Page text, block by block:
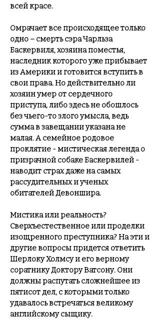
всей красе.
Омрачает все происходящее только
одно – смерть сэра Чарльза
Баскервиля, хозяина поместья,
наследник которого уже прибывает
из Америки и готовится вступить в
свои права. Но действительно ли
хозяин умер от сердечного
приступа, либо здесь не обошлось
без чьего-то злого умысла, ведь
сумма в завещании указана не
малая. А семейное родовое
проклятие - мистическая легенда о
призрачной собаке Баскервилей -
наводит страх даже на самых
рассудительных и ученых
обитателей Девоншира.
Мистика или реальность?
Сверхъестественное или проделки
изощренного преступника? На эти и
другие вопросы придется ответить
Шерлоку Холмсу и его верному
соратнику Доктору Ватсону. Они
должны распутать сложнейшее из
пятисот дел, с которыми только
удавалось встречаться великому
английскому сыщику.